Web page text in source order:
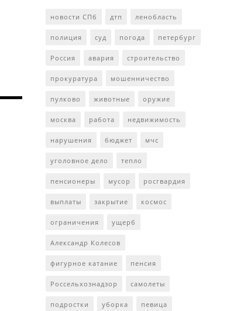
новости СПб дтп ленобласть
полиция суд погода петербург
Россия авария строительство
прокуратура мошенничество
пулково животные оружие
москва работа недвижимость
нарушения бюджет мчс
уголовное дело тепло
пенсионеры мусор росгвардия
выплаты закрытие космос
ограничения ущерб
Александр Колесов
фигурное катание пенсия
Россельхознадзор самолеты
подростки уборка певица